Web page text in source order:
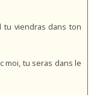
tu viendras dans ton
moi, tu seras dans le